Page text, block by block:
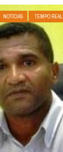
NOTÍCIAS TEMPO REAL